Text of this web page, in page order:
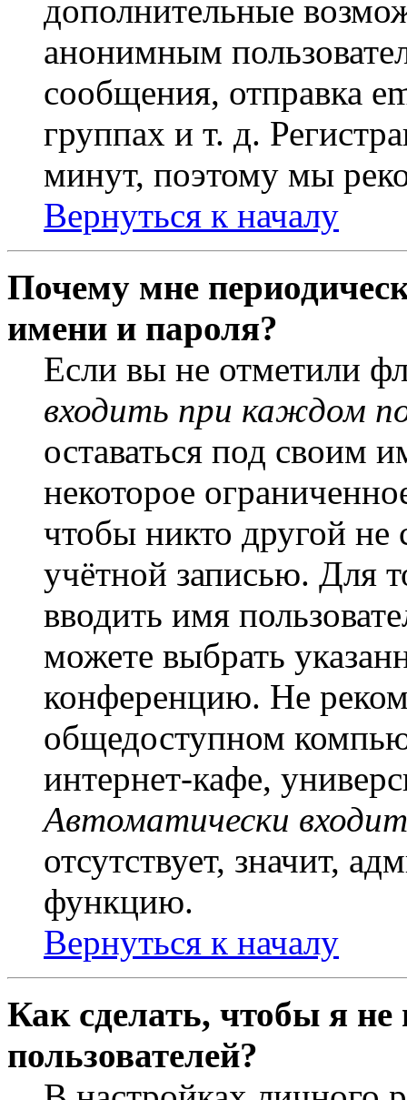
дополнительные
анонимным
сообщения, отправка
группах и т. д.
минут, поэтому мы
Вернуться к началу
Почему мне
имени и пароля?
Если вы не отметили
входить при каждом
оставаться под своим
некоторое
чтобы никто другой не
учётной записью. Для
вводить имя
можете выбрать
конференцию. Не
общедоступном
интернет-кафе,
Автоматически
отсутствует, значит,
функцию.
Вернуться к началу
Как сделать, чтобы я
пользователей?